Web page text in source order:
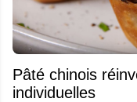
Pâté chinois
individuelles